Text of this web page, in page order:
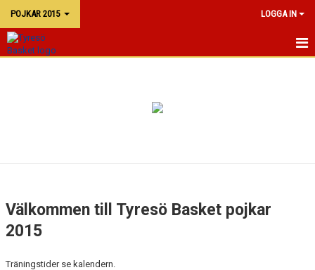
POJKAR 2015 LOGGA IN
Välkommen till Tyresö Basket pojkar
2015
Träningstider se kalendern.